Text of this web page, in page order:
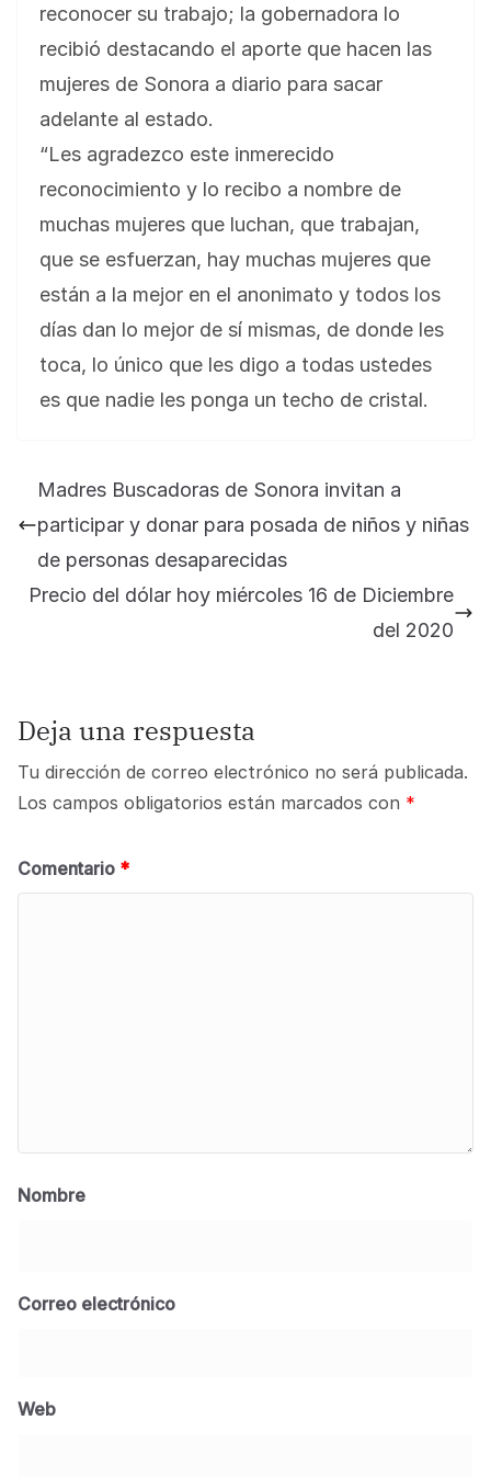
reconocer su trabajo; la gobernadora lo
recibió destacando el aporte que hacen las
mujeres de Sonora a diario para sacar
adelante al estado.
“Les agradezco este inmerecido
reconocimiento y lo recibo a nombre de
muchas mujeres que luchan, que trabajan,
que se esfuerzan, hay muchas mujeres que
están a la mejor en el anonimato y todos los
días dan lo mejor de sí mismas, de donde les
toca, lo único que les digo a todas ustedes
es que nadie les ponga un techo de cristal.
Madres Buscadoras de Sonora invitan a
participar y donar para posada de niños y niñas
de personas desaparecidas
Precio del dólar hoy miércoles 16 de Diciembre
del 2020
Deja una respuesta
Tu dirección de correo electrónico no será publicada.
Los campos obligatorios están marcados con *
Comentario *
Nombre
Correo electrónico
Web